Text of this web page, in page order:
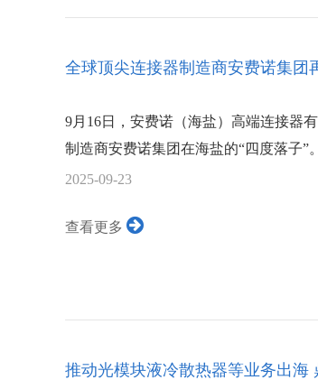
全球顶尖连接器制造商安费诺集团
9月16日，安费诺（海盐）高端连接器
制造商安费诺集团在海盐的“四度落子
2025-09-23
查看更多
推动光模块液冷散热器等业务出海